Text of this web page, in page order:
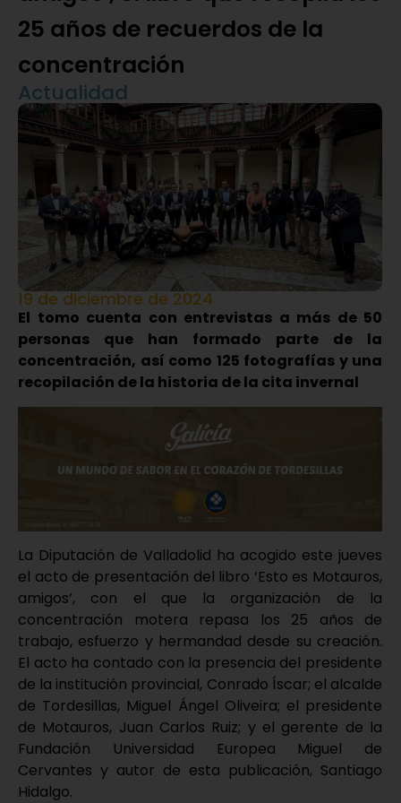
25 años de recuerdos de la
concentración
Actualidad
19 de diciembre de 2024
El tomo cuenta con entrevistas a más de 50
personas que han formado parte de la
concentración, así como 125 fotografías y una
recopilación de la historia de la cita invernal
La Diputación de Valladolid ha acogido este jueves
el acto de presentación del libro ‘Esto es Motauros,
amigos’, con el que la organización de la
concentración motera repasa los 25 años de
trabajo, esfuerzo y hermandad desde su creación.
El acto ha contado con la presencia del presidente
de la institución provincial, Conrado Íscar; el alcalde
de Tordesillas, Miguel Ángel Oliveira; el presidente
de Motauros, Juan Carlos Ruiz; y el gerente de la
Fundación Universidad Europea Miguel de
Cervantes y autor de esta publicación, Santiago
Hidalgo.